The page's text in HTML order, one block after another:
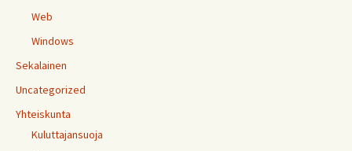
Web
Windows
Sekalainen
Uncategorized
Yhteiskunta
Kuluttajansuoja